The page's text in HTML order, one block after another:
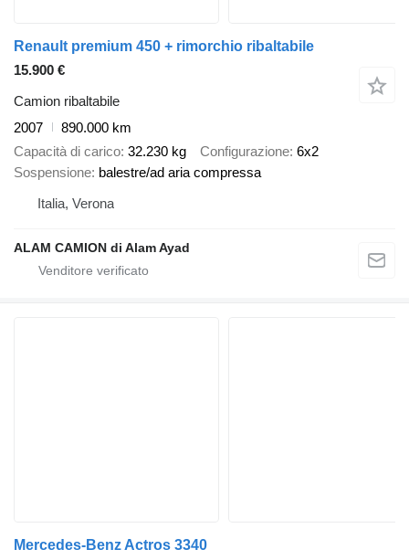
Renault premium 450 + rimorchio ribaltabile
15.900 €
Camion ribaltabile
2007
890.000 km
Capacità di carico 32.230 kg Configurazione 6x2
Sospensione balestre/ad aria compressa
Italia, Verona
ALAM CAMION di Alam Ayad
Mercedes-Benz Actros 3340